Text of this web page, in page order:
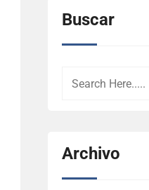
Buscar
Archivo